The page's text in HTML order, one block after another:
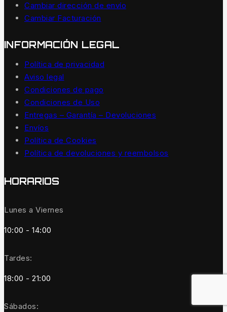
Cambiar dirección de envío
Cambiar Facturación
INFORMACIÓN LEGAL
Política de privacidad
Aviso legal
Condiciones de pago
Condiciones de Uso
Entregas – Garantía – Devoluciones
Envíos
Política de Cookies
Política de devoluciones y reembolsos
HORARIOS
Lunes a Viernes
10:00 - 14:00
Tardes:
18:00 - 21:00
Sábados: